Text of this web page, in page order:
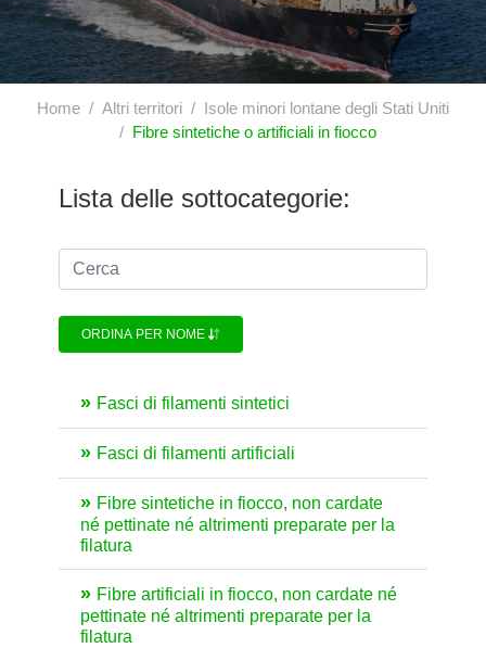
Home Altri territori
Isole minori lontane degli Stati Uniti
Fibre sintetiche o artificiali in fiocco
Lista delle sottocategorie:
ORDINA PER NOME
Fasci di filamenti sintetici
Fasci di filamenti artificiali
Fibre sintetiche in fiocco, non cardate
né pettinate né altrimenti preparate per la
filatura
Fibre artificiali in fiocco, non cardate né
pettinate né altrimenti preparate per la
filatura